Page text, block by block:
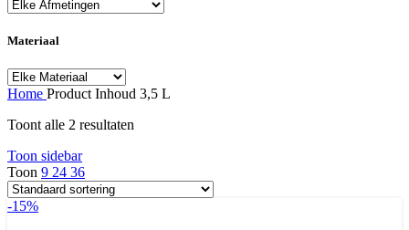
Materiaal
Home Product Inhoud 3,5 L
Toont alle 2 resultaten
Toon sidebar
Toon 9 24 36
-15%